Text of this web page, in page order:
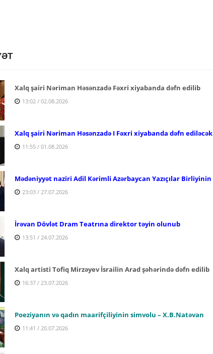
Xalq şairi Nəriman Həsənzadə Fəxri xiyabanda dəfn edilib
13:02 / 02.08.2026
Xalq şairi Nəriman Həsənzadə I Fəxri xiyabanda dəfn ediləcək
11:55 / 01.08.2026
Mədəniyyət naziri Adil Kərimli Azərbaycan Yazıçılar
23:03 / 27.07.2026
İrəvan Dövlət Dram Teatrına direktor təyin olunub
13:51 / 24.07.2026
Xalq artisti Tofiq Mirzəyev İsrailin Arad şəhərində dəfn edilib
16:37 / 23.07.2026
Poeziyanın və qadın maarifçiliyinin simvolu – X.B.Natəvan
11:41 / 20.07.2026